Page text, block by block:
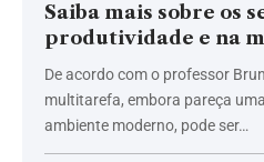
Saiba mais sobre os
produtividade e na
De acordo com o professor
multitarefa, embora pareça
ambiente moderno, pode ser…